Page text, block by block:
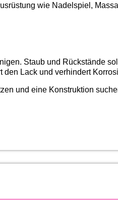
wie Nadelspiel,
Staub und Rückstände
den Lack und verhindert
und eine Konstruktion